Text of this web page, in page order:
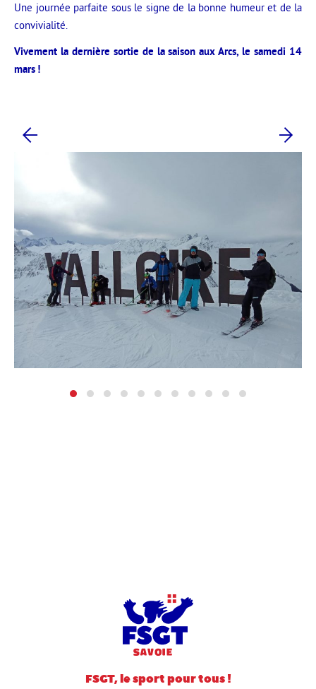
Une journée parfaite sous le signe de la bonne humeur et de la
convivialité.
Vivement la dernière sortie de la saison aux Arcs, le samedi 14
mars !
FSGT, le sport pour tous !